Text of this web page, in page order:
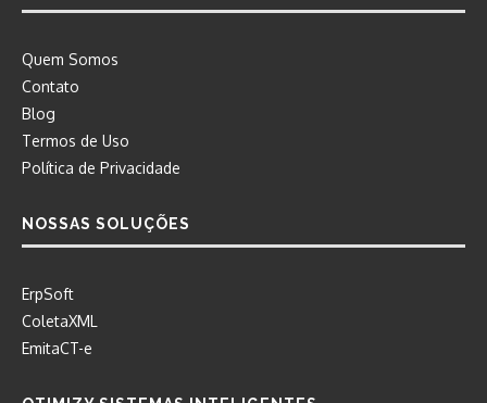
Quem Somos
Contato
Blog
Termos de Uso
Política de Privacidade
NOSSAS SOLUÇÕES
ErpSoft
ColetaXML
EmitaCT-e